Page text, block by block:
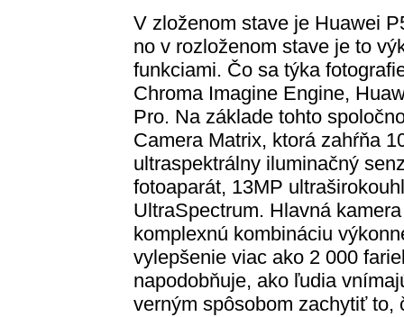
V zloženom stave je Huawei
no v rozloženom stave je to
funkciami. Čo sa týka
Chroma Imagine Engine,
Pro. Na základe tohto
Camera Matrix, ktorá zahŕňa
ultraspektrálny iluminačný
fotoaparát, 13MP
UltraSpectrum. Hlavná
komplexnú kombináciu
vylepšenie viac ako 2 000
napodobňuje, ako ľudia
verným spôsobom zachytiť to,